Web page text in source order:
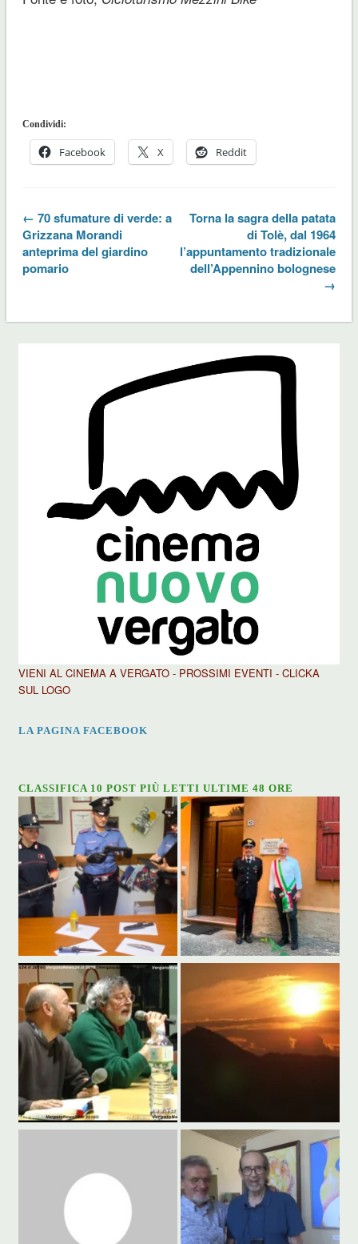
Condividi:
Facebook X Reddit
← 70 sfumature di verde: a
Grizzana Morandi
anteprima del giardino
pomario
Torna la sagra della patata
di Tolè, dal 1964
l’appuntamento tradizionale
dell’Appennino bolognese
→
VIENI AL CINEMA A VERGATO - PROSSIMI EVENTI - CLICKA
SUL LOGO
LA PAGINA FACEBOOK
CLASSIFICA 10 POST PIÙ LETTI ULTIME 48 ORE